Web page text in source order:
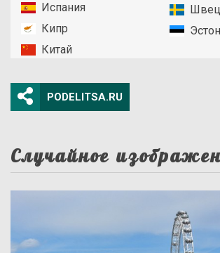
Испания
Кипр
Китай
PODELITSA.RU
Случайное